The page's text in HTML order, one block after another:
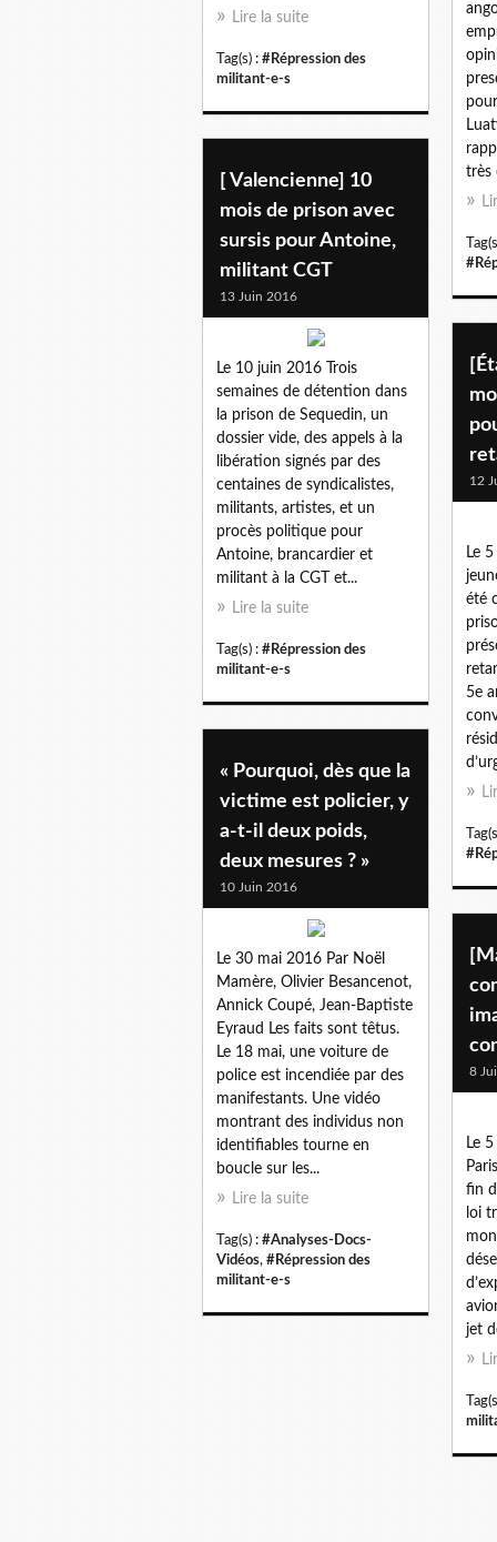
Lire la suite
Tag(s) : #Répression des
militant-e-s
très
[ Valencienne] 10
mois de prison avec
sursis pour Antoine,
militant CGT
13 Juin 2016
Le 10 juin 2016 Trois
semaines de détention dans
la prison de Sequedin, un
dossier vide, des appels à la
libération signés par des
centaines de syndicalistes,
militants, artistes, et un
procès politique pour
Antoine, brancardier et
militant à la CGT et...
Lire la suite
Tag(s) : #Répression des
militant-e-s
12
Le
été
5e
« Pourquoi, dès que la
victime est policier, y
a-t-il deux poids,
deux mesures ? »
10 Juin 2016
Le 30 mai 2016 Par Noël
Mamère, Olivier Besancenot,
Annick Coupé, Jean-Baptiste
Eyraud Les faits sont têtus.
Le 18 mai, une voiture de
police est incendiée par des
manifestants. Une vidéo
montrant des individus non
identifiables tourne en
boucle sur les...
Lire la suite
Tag(s) : #Analyses-Docs-
Vidéos, #Répression des
militant-e-s
8
Le
fin
loi
jet